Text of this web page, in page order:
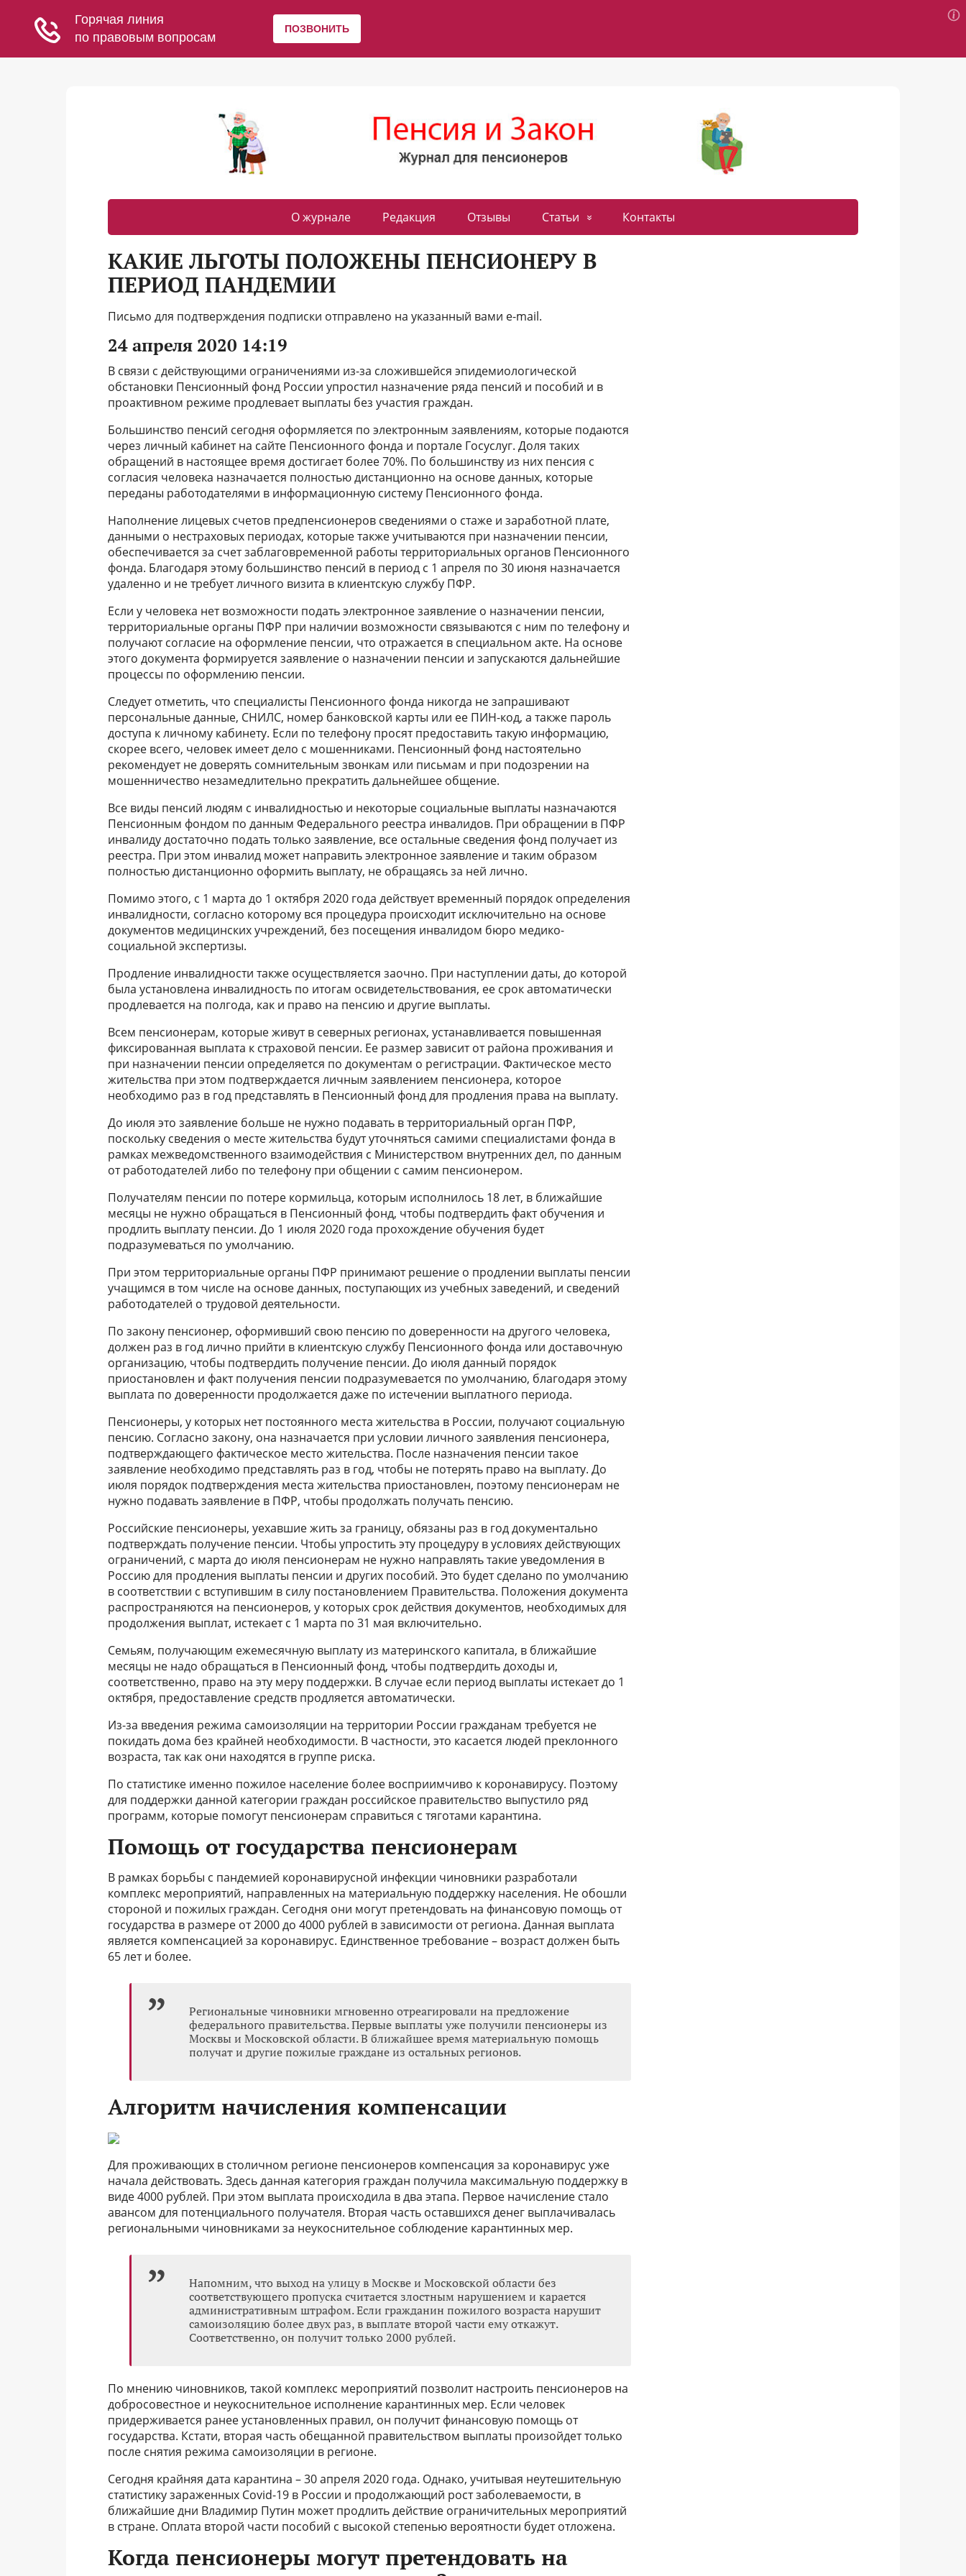
О журнале Редакция Отзывы Статьи Контакты
КАКИЕ ЛЬГОТЫ ПОЛОЖЕНЫ ПЕНСИОНЕРУ В
ПЕРИОД ПАНДЕМИИ
Письмо для подтверждения подписки отправлено на указанный вами e-mail.
24 апреля 2020 14:19
В связи с действующими ограничениями из-за сложившейся эпидемиологической
обстановки Пенсионный фонд России упростил назначение ряда пенсий и пособий и в
проактивном режиме продлевает выплаты без участия граждан.
Большинство пенсий сегодня оформляется по электронным заявлениям, которые подаются
через личный кабинет на сайте Пенсионного фонда и портале Госуслуг. Доля таких
обращений в настоящее время достигает более 70%. По большинству из них пенсия с
согласия человека назначается полностью дистанционно на основе данных, которые
переданы работодателями в информационную систему Пенсионного фонда.
Наполнение лицевых счетов предпенсионеров сведениями о стаже и заработной плате,
данными о нестраховых периодах, которые также учитываются при назначении пенсии,
обеспечивается за счет заблаговременной работы территориальных органов Пенсионного
фонда. Благодаря этому большинство пенсий в период с 1 апреля по 30 июня назначается
удаленно и не требует личного визита в клиентскую службу ПФР.
Если у человека нет возможности подать электронное заявление о назначении пенсии,
территориальные органы ПФР при наличии возможности связываются с ним по телефону и
получают согласие на оформление пенсии, что отражается в специальном акте. На основе
этого документа формируется заявление о назначении пенсии и запускаются дальнейшие
процессы по оформлению пенсии.
Следует отметить, что специалисты Пенсионного фонда никогда не запрашивают
персональные данные, СНИЛС, номер банковской карты или ее ПИН-код, а также пароль
доступа к личному кабинету. Если по телефону просят предоставить такую информацию,
скорее всего, человек имеет дело с мошенниками. Пенсионный фонд настоятельно
рекомендует не доверять сомнительным звонкам или письмам и при подозрении на
мошенничество незамедлительно прекратить дальнейшее общение.
Все виды пенсий людям с инвалидностью и некоторые социальные выплаты назначаются
Пенсионным фондом по данным Федерального реестра инвалидов. При обращении в ПФР
инвалиду достаточно подать только заявление, все остальные сведения фонд получает из
реестра. При этом инвалид может направить электронное заявление и таким образом
полностью дистанционно оформить выплату, не обращаясь за ней лично.
Помимо этого, с 1 марта до 1 октября 2020 года действует временный порядок определения
инвалидности, согласно которому вся процедура происходит исключительно на основе
документов медицинских учреждений, без посещения инвалидом бюро медико-
социальной экспертизы.
Продление инвалидности также осуществляется заочно. При наступлении даты, до которой
была установлена инвалидность по итогам освидетельствования, ее срок автоматически
продлевается на полгода, как и право на пенсию и другие выплаты.
Всем пенсионерам, которые живут в северных регионах, устанавливается повышенная
фиксированная выплата к страховой пенсии. Ее размер зависит от района проживания и
при назначении пенсии определяется по документам о регистрации. Фактическое место
жительства при этом подтверждается личным заявлением пенсионера, которое
необходимо раз в год представлять в Пенсионный фонд для продления права на выплату.
До июля это заявление больше не нужно подавать в территориальный орган ПФР,
поскольку сведения о месте жительства будут уточняться самими специалистами фонда в
рамках межведомственного взаимодействия с Министерством внутренних дел, по данным
от работодателей либо по телефону при общении с самим пенсионером.
Получателям пенсии по потере кормильца, которым исполнилось 18 лет, в ближайшие
месяцы не нужно обращаться в Пенсионный фонд, чтобы подтвердить факт обучения и
продлить выплату пенсии. До 1 июля 2020 года прохождение обучения будет
подразумеваться по умолчанию.
При этом территориальные органы ПФР принимают решение о продлении выплаты пенсии
учащимся в том числе на основе данных, поступающих из учебных заведений, и сведений
работодателей о трудовой деятельности.
По закону пенсионер, оформивший свою пенсию по доверенности на другого человека,
должен раз в год лично прийти в клиентскую службу Пенсионного фонда или доставочную
организацию, чтобы подтвердить получение пенсии. До июля данный порядок
приостановлен и факт получения пенсии подразумевается по умолчанию, благодаря этому
выплата по доверенности продолжается даже по истечении выплатного периода.
Пенсионеры, у которых нет постоянного места жительства в России, получают социальную
пенсию. Согласно закону, она назначается при условии личного заявления пенсионера,
подтверждающего фактическое место жительства. После назначения пенсии такое
заявление необходимо представлять раз в год, чтобы не потерять право на выплату. До
июля порядок подтверждения места жительства приостановлен, поэтому пенсионерам не
нужно подавать заявление в ПФР, чтобы продолжать получать пенсию.
Российские пенсионеры, уехавшие жить за границу, обязаны раз в год документально
подтверждать получение пенсии. Чтобы упростить эту процедуру в условиях действующих
ограничений, с марта до июля пенсионерам не нужно направлять такие уведомления в
Россию для продления выплаты пенсии и других пособий. Это будет сделано по умолчанию
в соответствии с вступившим в силу постановлением Правительства. Положения документа
распространяются на пенсионеров, у которых срок действия документов, необходимых для
продолжения выплат, истекает с 1 марта по 31 мая включительно.
Семьям, получающим ежемесячную выплату из материнского капитала, в ближайшие
месяцы не надо обращаться в Пенсионный фонд, чтобы подтвердить доходы и,
соответственно, право на эту меру поддержки. В случае если период выплаты истекает до 1
октября, предоставление средств продляется автоматически.
Из-за введения режима самоизоляции на территории России гражданам требуется не
покидать дома без крайней необходимости. В частности, это касается людей преклонного
возраста, так как они находятся в группе риска.
По статистике именно пожилое население более восприимчиво к коронавирусу. Поэтому
для поддержки данной категории граждан российское правительство выпустило ряд
программ, которые помогут пенсионерам справиться с тяготами карантина.
Помощь от государства пенсионерам
В рамках борьбы с пандемией коронавирусной инфекции чиновники разработали
комплекс мероприятий, направленных на материальную поддержку населения. Не обошли
стороной и пожилых граждан. Сегодня они могут претендовать на финансовую помощь от
государства в размере от 2000 до 4000 рублей в зависимости от региона. Данная выплата
является компенсацией за коронавирус. Единственное требование – возраст должен быть
65 лет и более.
Региональные чиновники мгновенно отреагировали на предложение
федерального правительства. Первые выплаты уже получили пенсионеры из
Москвы и Московской области. В ближайшее время материальную помощь
получат и другие пожилые граждане из остальных регионов.
Алгоритм начисления компенсации
Для проживающих в столичном регионе пенсионеров компенсация за коронавирус уже
начала действовать. Здесь данная категория граждан получила максимальную поддержку в
виде 4000 рублей. При этом выплата происходила в два этапа. Первое начисление стало
авансом для потенциального получателя. Вторая часть оставшихся денег выплачивалась
региональными чиновниками за неукоснительное соблюдение карантинных мер.
Напомним, что выход на улицу в Москве и Московской области без
соответствующего пропуска считается злостным нарушением и карается
административным штрафом. Если гражданин пожилого возраста нарушит
самоизоляцию более двух раз, в выплате второй части ему откажут.
Соответственно, он получит только 2000 рублей.
По мнению чиновников, такой комплекс мероприятий позволит настроить пенсионеров на
добросовестное и неукоснительное исполнение карантинных мер. Если человек
придерживается ранее установленных правил, он получит финансовую помощь от
государства. Кстати, вторая часть обещанной правительством выплаты произойдет только
после снятия режима самоизоляции в регионе.
Сегодня крайняя дата карантина – 30 апреля 2020 года. Однако, учитывая неутешительную
статистику зараженных Covid-19 в России и продолжающий рост заболеваемости, в
ближайшие дни Владимир Путин может продлить действие ограничительных мероприятий
в стране. Оплата второй части пособий с высокой степенью вероятности будет отложена.
Когда пенсионеры могут претендовать на